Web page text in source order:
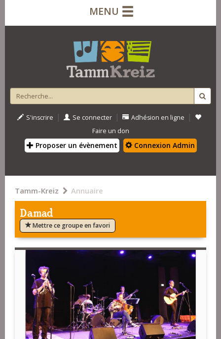
MENU
S'inscrire | Se connecter | Adhésion en ligne |
Faire un don
Proposer un évènement Connexion Admin
Tamm-Kreiz Annuaire
Damad
Mettre ce groupe en favori